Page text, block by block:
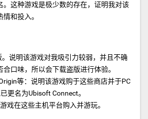
。这种游戏是极少数的存在，证明我对该
和投入。
说明该游戏对我吸引力较弱，并且不确
合口味，所以会下载盗版进行体验。
等：说明该游戏购于这些商店并于PC
更名为Ubisoft Connect。
戏在这些主机平台购入并游玩。